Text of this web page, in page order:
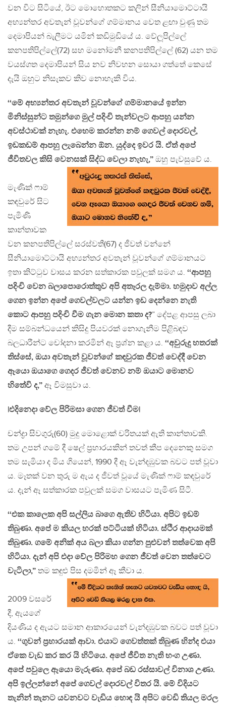
වන විට සිටියේ, ඊට මොහොතකට කලින් සීනියාමොට්ටායි
අභ්‍යන්තර අවතැන් වූවන්ගේ ගම්මානය වෙත ළඟා වුණු තම
දෙමාපියන් බැලීමට යමින් කඩිමුඩියේ ය. වේලූපිල්ලේ
කනපතිපිල්ලේ(72) සහ මනෝමනී කනපතිපිල්ලේ (62) යන තම
වයස්ගත දෙමාපියන් සිය නව නිවහන සොයා ගත්තේ කෙසේ
දැයි ඔහුට නිසැකව කිව නොහැකි විය.
‘‘මේ අභ්‍යන්තර අවතැන් වූවන්ගේ ගම්මානයේ ඉන්න
මිනිස්සුන්ට තමුන්ගෙ මුල් පදිංචි තැන්වලට ආපහු යන්න
අවස්ථාවක් නැහැ. එහෙම කරන්න නම් ගෙවල් දොරවල්,
ඉඩකඩම් ආපහු ලැබෙන්න ඕන. යුද්දෙ ඉවර යි. ඒත් අපේ
ජීවිතවල කිසි වෙනසක් සිද්ධ වෙලා නැහැ,” ඔහු පැවසුවේ ය.
මැණික් ෆාම්
කඳවුරේ සිට
පැමිණි
කාන්තාවක
වන කනපතිපිල්ලේ සරස්වතී(67) ද ජීවත් වන්නේ
සීනියාමොට්ටායි අභ්‍යන්තර අවතැන් වූවන්ගේ ගම්මානයට
ඉතා කිට්ටුව වාසය කරන සත්කාරක පවුලක් සමග ය. ‘‘ආපහු
පදිංචි වෙන බලාපොරොත්තුව අපි අතෑරල දැම්මා. හමුදාව අල්ල
ගෙන ඉන්න අපේ ගෙවල්වලට යන්න ඉඩ දෙන්නෙ නැති
කොට ආපහු පදිංචි වීම ගැන මොන කතා ද?” දේපළ ආපසු ලබා
දීම සම්බන්ධයෙන් කිසිදු පියවරක් නොගැනීම පිළිබඳව
බලධාරීන්ට චෝදනා කරමින් ඈ ප‍්‍රශ්න කළා ය. ‘‘අවුරුදු හතරක්
තිස්සේ, ඔයා අවතැන් වූවන්ගේ කඳවුරක ජීවත් වෙද්දී වෙන
ඈයො ඔයාගෙ ගෙදර ජීවත් වෙනව නම් ඔයාට මොනව
හිතේවි ද,” ඈ විමසුවා ය.
|එදිනෙදා වේල පිරිමසා ගෙන ජීවත් වීම|
චන්ද්‍රා සිවගුරු(60) මුදු මොළොක් චරිතයක් ඇති කාන්තාවකි.
තම උපන් ගමේ දී ෂෙල් ප‍්‍රහාරයකින් තවත් කීප දෙනෙකු සමග
තම සැමියා ද මිය ගියෙන්, 1990 දී ඈ වැන්දඹුවක බවට පත් වූවා
ය. මෑතක් වන තුරු ම ඇය ද ජීවත් වූයේ මැණික් ෆාම් කඳවුරේ
ය. දැන් ඈ සත්කාරක පවුලක් සමග වාසයට පැමිණ සිටී.
‘‘එක කාලෙක අපි සල්ලිය බාගෙ ඇතිව හිටියා. අපිට ඉඩම්
තිබුණා. අපේ ම කියල හරක් පට්ටියක් හිටියා. ස්ථිර ආදායමක්
තිබුණා. ගමේ අනික් අය බලා කියා ගන්න පුළුවන් තත්වෙක අපි
හිටියා. දැන් අපි එදා වේල පිරිමහ ගෙන ජීවත් වෙන තත්වෙට
වැටිලා,” තම කඳුළු පිස දමමින් ඈ කීවා ය.
2009 වසරේ
දී, ඇයගේ
දියණිය ද ඇයට සමාන ආකාරයෙන් වැන්දඹුවක බවට පත් වූවා
ය. ‘‘ගුවන් ප‍්‍රහාරයක් ආවා. එයාට ගෙවත්තක් තිබුණ හින්ද එයා
ඒකෙ වැඩ කර කර යි හිටියෙ. අපේ ජීවිත නැති භංග උණා.
අපේ පවුලෙ ඈයො මැරුණා. අපේ බඩ රස්සාවල් විනාශ උණා.
අපි ඉල්ලන්නේ අපේ ගෙවල් දොරවල් විතර යි. මේ විදියට
තැනින් තැනට යවනවට වැඩිය හොඳ යි අපිට වෙඩි තියල මරල